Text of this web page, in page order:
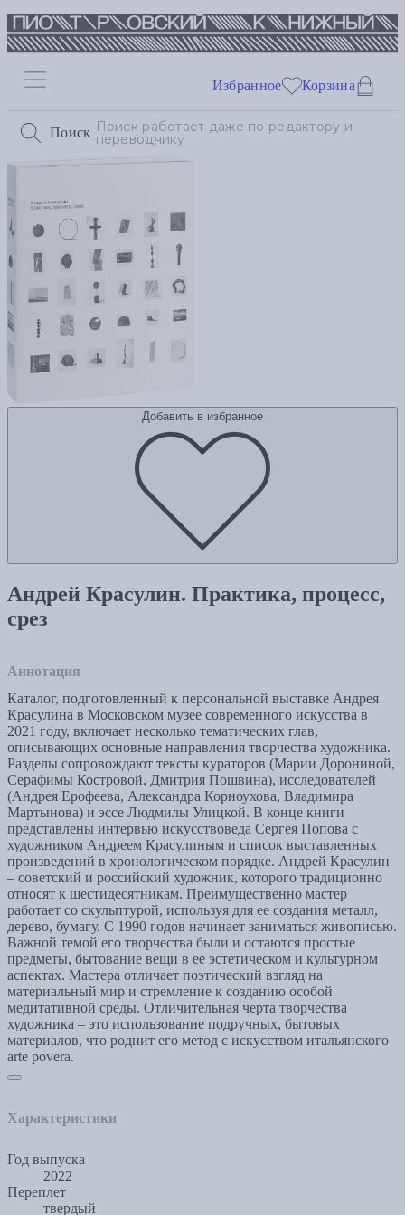
Поиск
Избранное Корзина
Добавить в избранное
Андрей Красулин. Практика, процесс,
срез
Аннотация
Каталог, подготовленный к персональной выставке Андрея
Красулина в Московском музее современного искусства в
2021 году, включает несколько тематических глав,
описывающих основные направления творчества художника.
Разделы сопровождают тексты кураторов (Марии Дорониной,
Серафимы Костровой, Дмитрия Пошвина), исследователей
(Андрея Ерофеева, Александра Корноухова, Владимира
Мартынова) и эссе Людмилы Улицкой. В конце книги
представлены интервью искусствоведа Сергея Попова с
художником Андреем Красулиным и список выставленных
произведений в хронологическом порядке. Андрей Красулин
– советский и российский художник, которого традиционно
относят к шестидесятникам. Преимущественно мастер
работает со скульптурой, используя для ее создания металл,
дерево, бумагу. С 1990 годов начинает заниматься живописью.
Важной темой его творчества были и остаются простые
предметы, бытование вещи в ее эстетическом и культурном
аспектах. Мастера отличает поэтический взгляд на
материальный мир и стремление к созданию особой
медитативной среды. Отличительная черта творчества
художника – это использование подручных, бытовых
материалов, что роднит его метод с искусством итальянского
arte povera.
Характеристики
Год выпуска
2022
Переплет
твердый